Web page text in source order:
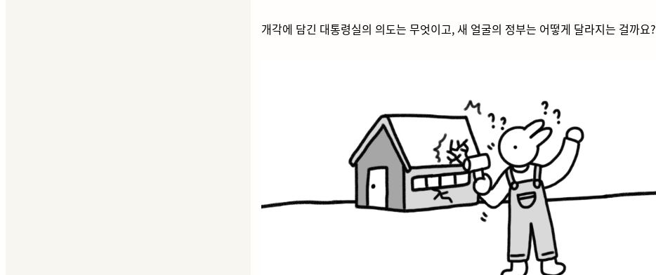
개각에 담긴 대통령실의 의도는 무엇이고, 새 얼굴의 정부는 어떻게 달라지는 걸까요?